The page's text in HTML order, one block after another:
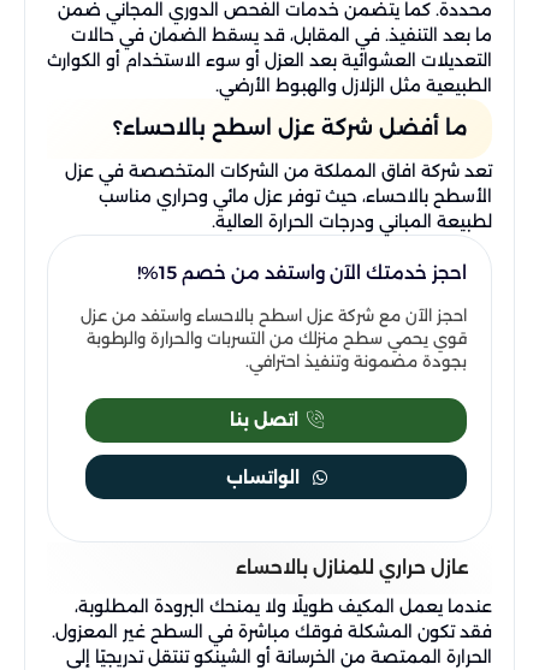
محددة. كما يتضمن خدمات الفحص الدوري المجاني ضمن
ما بعد التنفيذ. في المقابل، قد يسقط الضمان في حالات
التعديلات العشوائية بعد العزل أو سوء الاستخدام أو الكوارث
الطبيعية مثل الزلازل والهبوط الأرضي.
ما أفضل شركة عزل اسطح بالاحساء؟
تعد شركة افاق المملكة من الشركات المتخصصة في عزل
الأسطح بالاحساء، حيث توفر عزل مائي وحراري مناسب
لطبيعة المباني ودرجات الحرارة العالية.
احجز خدمتك الآن واستفد من خصم 15%!
احجز الآن مع شركة عزل اسطح بالاحساء واستفد من عزل
قوي يحمي سطح منزلك من التسربات والحرارة والرطوبة
بجودة مضمونة وتنفيذ احترافي.
اتصل بنا
الواتساب
عازل حراري للمنازل بالاحساء
عندما يعمل المكيف طويلًا ولا يمنحك البرودة المطلوبة،
فقد تكون المشكلة فوقك مباشرة في السطح غير المعزول.
الحرارة الممتصة من الخرسانة أو الشينكو تنتقل تدريجيًا إلى